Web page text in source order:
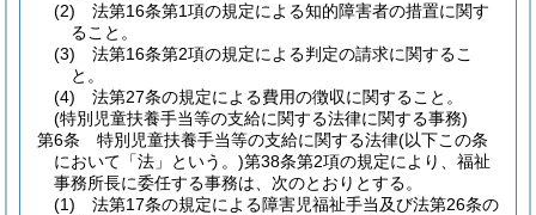
(2)
法第16条第1項の規定による知的障害者の措置に関す
ること。
(3)
法第16条第2項の規定による判定の請求に関するこ
と。
(4)
法第27条の規定による費用の徴収に関すること。
(特別児童扶養手当等の支給に関する法律に関する事務)
第6条
特別児童扶養手当等の支給に関する法律(以下この条
において「法」という。)第38条第2項の規定により、福祉
事務所長に委任する事務は、次のとおりとする。
(1)
法第17条の規定による障害児福祉手当及び法第26条の